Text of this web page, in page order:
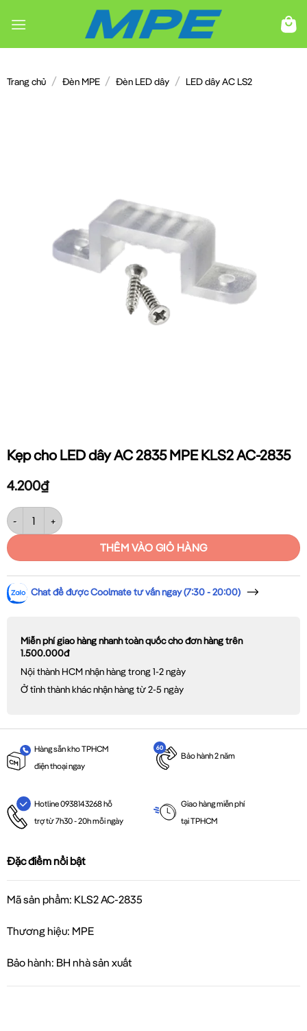
đến
Trang chủ / Đèn MPE / Đèn LED dây / LED dây AC LS2
Kẹp cho LED dây AC 2835 MPE KLS2 AC-2835
4.200₫
Kẹp cho LED dây AC 2835 MPE KLS2 AC-2835 số lượng
THÊM VÀO GIỎ HÀNG
Chat để được Coolmate tư vấn ngay (7:30 - 20:00)
Miễn phí giao hàng nhanh toàn quốc cho đơn hàng trên
1.500.000đ
Nội thành HCM nhận hàng trong 1-2 ngày
Ở tỉnh thành khác nhận hàng từ 2-5 ngày
Hàng sẵn kho TPHCM
điện thoại ngay
Bảo hành 2 năm
Hotline 0938143268 hỗ
trợ từ 7h30 - 20h mỗi ngày
Giao hàng miễn phí
tại TPHCM
Đặc điểm nổi bật
Mã sản phẩm: KLS2 AC-2835
Thương hiệu: MPE
Bảo hành: BH nhà sản xuất